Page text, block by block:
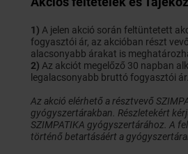
1) A jelen akció során feltüntetett
fogyasztói ár, az akcióban részt
alacsonyabb árakat is
2) Az akciót megelőző 30 napban
legalacsonyabb bruttó fogyasztói ár.
Az akció elérhető a résztvevő
gyógyszertárakban. Részletekért
SZIMPATIKA gyógyszertárához. A
történő betartásáért a